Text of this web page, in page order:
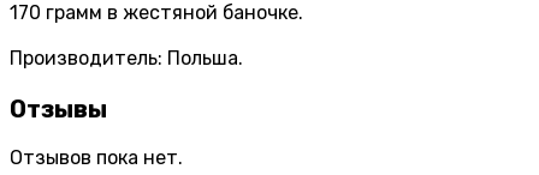
170 грамм в жестяной баночке.
Производитель: Польша.
Отзывы
Отзывов пока нет.